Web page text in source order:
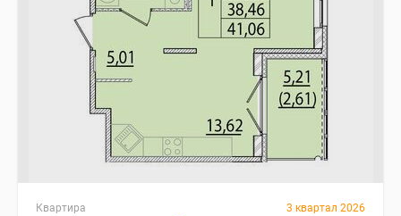
Квартира 3 квартал 2026